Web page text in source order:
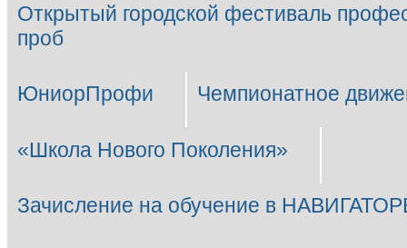
Открытый городской фестиваль
проб
ЮниорПрофи Чемпионатное
«Школа Нового Поколения»
Зачисление на обучение в